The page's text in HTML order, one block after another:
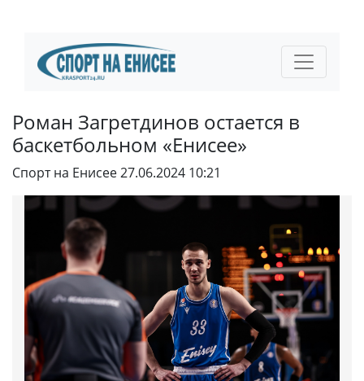
Роман Загретдинов остается в
баскетбольном «Енисее»
Спорт на Енисее27.06.2024 10:21